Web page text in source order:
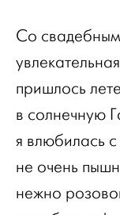
Со
пришлось
в солнечную
я влюбилась
не очень
нежно